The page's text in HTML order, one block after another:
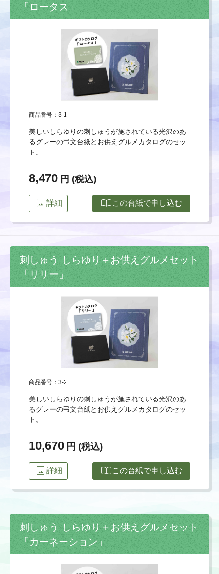
「ロータス」
商品番号：3-1
美しいしらゆりの刺しゅうが施されている光沢のあ
るグレーの弔文台紙とお供えグルメカタログのセッ
ト。
8,470 円 (税込)
image 詳細 import_contactsこの台紙で申し込む
刺しゅう しらゆり＋お供えグルメセット
「リリー」
商品番号：3-2
美しいしらゆりの刺しゅうが施されている光沢のあ
るグレーの弔文台紙とお供えグルメカタログのセッ
ト。
10,670 円 (税込)
image 詳細 import_contactsこの台紙で申し込む
刺しゅう しらゆり＋お供えグルメセット
「カーネーション」